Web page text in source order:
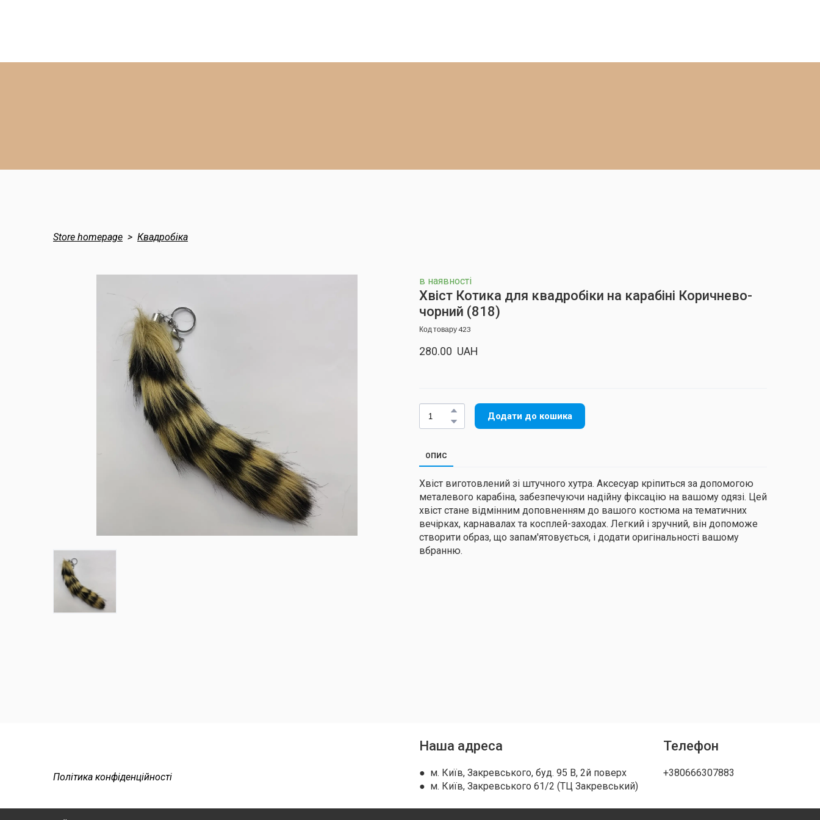
Store homepage Квадробіка
в наявності
Хвіст Котика для квадробіки на карабіні Коричнево-
чорний (818)
Код товару 423
280.00  UAH
Додати до кошика
ОПИС
Хвіст виготовлений зі штучного хутра. Аксесуар кріпиться за допомогою
металевого карабіна, забезпечуючи надійну фіксацію на вашому одязі. Цей
хвіст стане відмінним доповненням до вашого костюма на тематичних
вечірках, карнавалах та косплей-заходах. Легкий і зручний, він допоможе
створити образ, що запам'ятовується, і додати оригінальності вашому
вбранню.
Політика конфіденційності
Наша адреса
● м. Київ, Закревського, буд. 95 В, 2й поверх
● м. Київ, Закревського 61/2 (ТЦ Закревський)
Телефон
+380666307883